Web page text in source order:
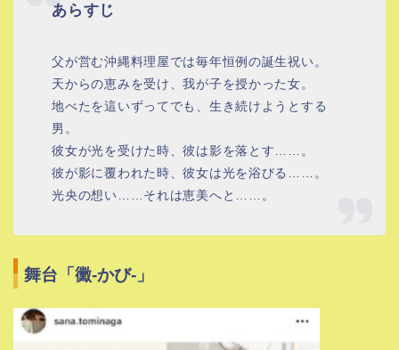
あらすじ
父が営む沖縄料理屋では毎年恒例の誕生祝い。
天からの恵みを受け、我が子を授かった女。
地べたを這いずってでも、生き続けようとする
男。
彼女が光を受けた時、彼は影を落とす……。
彼が影に覆われた時、彼女は光を浴びる……。
光央の想い……それは恵美へと……。
舞台「黴-かび-」